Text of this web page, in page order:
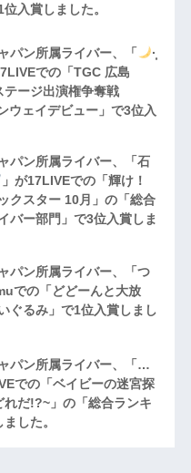
入賞しました。
パン所属ライバー、「
·̩͙
での「TGC 広島
ージ出演権争奪戦
ウェイデビュー」で3位入
パン所属ライバー、「石
」が17LIVEでの「輝け！
クスター 10月」の「総合
ー部門」で3位入賞しま
パン所属ライバー、「つ
での「どどーんと大放
ぐるみ」で1位入賞しまし
パン所属ライバー、「…
での「ベイビーの迷宮探
れだ!?~」の「総合ランキ
した。